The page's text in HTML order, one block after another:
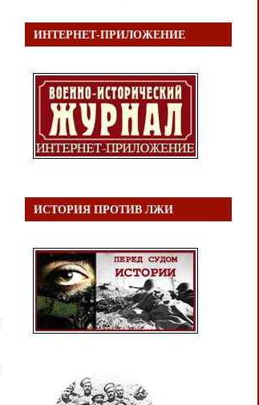
ИНТЕРНЕТ-ПРИЛОЖЕНИЕ
ИСТОРИЯ ПРОТИВ ЛЖИ